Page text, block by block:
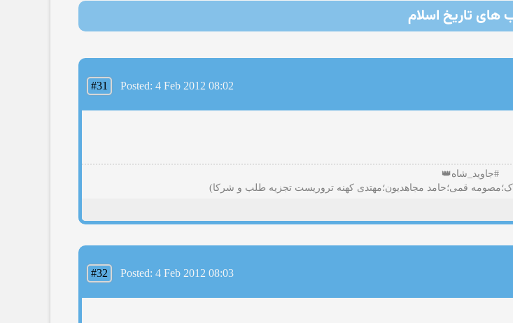
های تاریخ اسلام
#31 Posted: 4 Feb 2012 08:02
#جاوید_شاه👑
#32 Posted: 4 Feb 2012 08:03